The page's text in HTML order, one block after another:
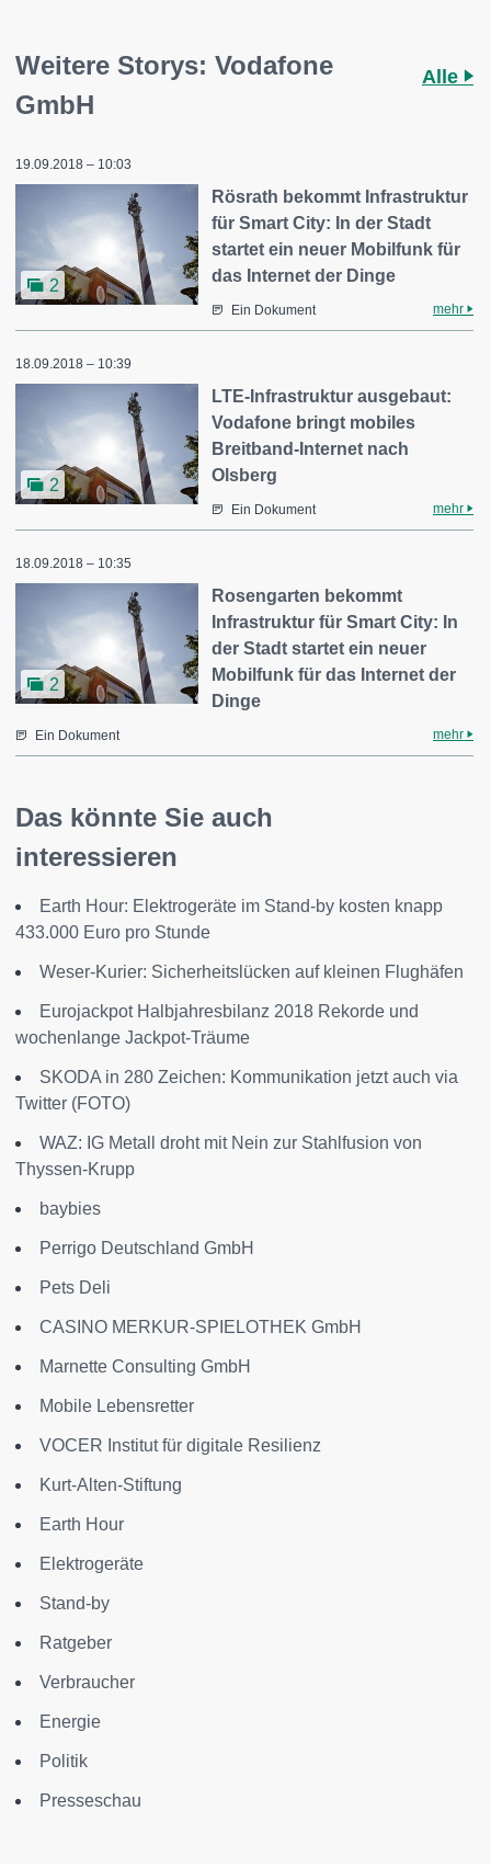
Weitere Storys: Vodafone
GmbH
Alle
19.09.2018 – 10:03
2
Rösrath bekommt Infrastruktur
für Smart City: In der Stadt
startet ein neuer Mobilfunk für
das Internet der Dinge
Ein Dokument mehr
18.09.2018 – 10:39
2
LTE-Infrastruktur ausgebaut:
Vodafone bringt mobiles
Breitband-Internet nach
Olsberg
Ein Dokument mehr
18.09.2018 – 10:35
2
Rosengarten bekommt
Infrastruktur für Smart City: In
der Stadt startet ein neuer
Mobilfunk für das Internet der
Dinge
Ein Dokument mehr
Das könnte Sie auch
interessieren
Earth Hour: Elektrogeräte im Stand-by kosten knapp
433.000 Euro pro Stunde
Weser-Kurier: Sicherheitslücken auf kleinen Flughäfen
Eurojackpot Halbjahresbilanz 2018 Rekorde und
wochenlange Jackpot-Träume
SKODA in 280 Zeichen: Kommunikation jetzt auch via
Twitter (FOTO)
WAZ: IG Metall droht mit Nein zur Stahlfusion von
Thyssen-Krupp
baybies
Perrigo Deutschland GmbH
Pets Deli
CASINO MERKUR-SPIELOTHEK GmbH
Marnette Consulting GmbH
Mobile Lebensretter
VOCER Institut für digitale Resilienz
Kurt-Alten-Stiftung
Earth Hour
Elektrogeräte
Stand-by
Ratgeber
Verbraucher
Energie
Politik
Presseschau